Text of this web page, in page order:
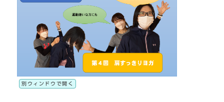
別ウィンドウで開く